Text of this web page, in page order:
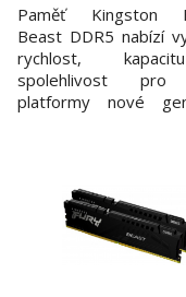
Paměť Kingston
Beast DDR5 nabízí
rychlost,
spolehlivost pro
platformy nové
zlepšují stabilitu, a
32bitovým
zvýšení účinnosti.
FURY Beast DDR5